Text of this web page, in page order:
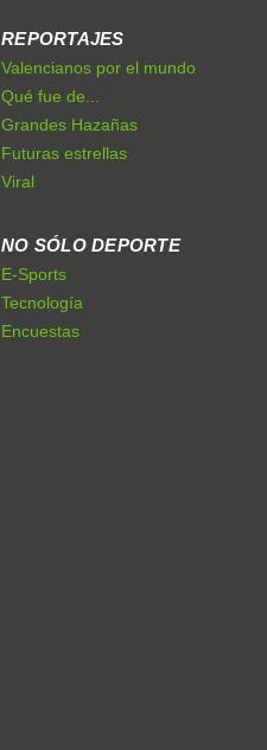
REPORTAJES
Valencianos por el mundo
Qué fue de...
Grandes Hazañas
Futuras estrellas
Viral
NO SÓLO DEPORTE
E-Sports
Tecnología
Encuestas